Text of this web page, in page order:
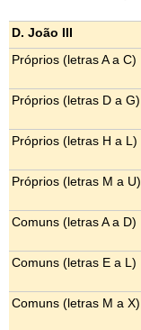
D. João III
Próprios (letras A a C)
Próprios (letras D a G)
Próprios (letras H a L)
Próprios (letras M a U)
Comuns (letras A a D)
Comuns (letras E a L)
Comuns (letras M a X)